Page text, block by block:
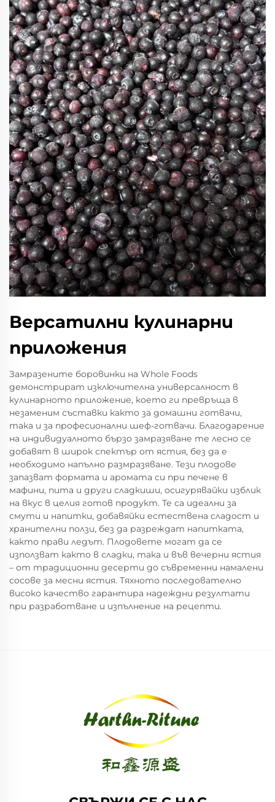
Версатилни кулинарни
приложения
Замразените боровинки на Whole Foods
демонстрират изключителна универсалност в
кулинарното приложение, което ги превръща в
незаменим съставки както за домашни готвачи,
така и за професионални шеф-готвачи. Благодарение
на индивидуалното бързо замразяване те лесно се
добавят в широк спектър от ястия, без да е
необходимо напълно размразяване. Тези плодове
запазват формата и аромата си при печене в
мафини, пита и други сладкиши, осигурявайки изблик
на вкус в целия готов продукт. Те са идеални за
смути и напитки, добавяйки естествена сладост и
хранителни ползи, без да разреждат напитката,
както прави ледът. Плодовете могат да се
използват както в сладки, така и във вечерни ястия
– от традиционни десерти до съвременни намалени
сосове за месни ястия. Тяхното последователно
високо качество гарантира надеждни резултати
при разработване и изпълнение на рецепти.